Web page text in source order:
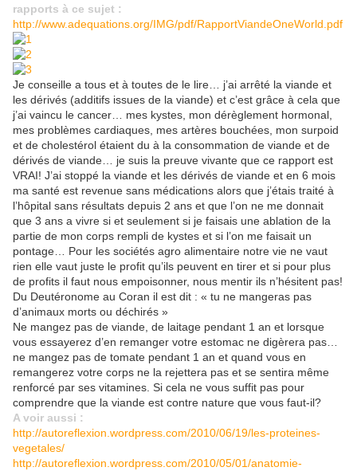
rapports à ce sujet :
http://www.adequations.org/IMG/pdf/RapportViandeOneWorld.pdf
Je conseille a tous et à toutes de le lire… j’ai arrêté la viande et
les dérivés (additifs issues de la viande) et c’est grâce à cela que
j’ai vaincu le cancer… mes kystes, mon dérèglement hormonal,
mes problèmes cardiaques, mes artères bouchées, mon surpoid
et de cholestérol étaient du à la consommation de viande et de
dérivés de viande… je suis la preuve vivante que ce rapport est
VRAI! J’ai stoppé la viande et les dérivés de viande et en 6 mois
ma santé est revenue sans médications alors que j’étais traité à
l’hôpital sans résultats depuis 2 ans et que l’on ne me donnait
que 3 ans a vivre si et seulement si je faisais une ablation de la
partie de mon corps rempli de kystes et si l’on me faisait un
pontage… Pour les sociétés agro alimentaire notre vie ne vaut
rien elle vaut juste le profit qu’ils peuvent en tirer et si pour plus
de profits il faut nous empoisonner, nous mentir ils n’hésitent pas!
Du Deutéronome au Coran il est dit : « tu ne mangeras pas
d’animaux morts ou déchirés »
Ne mangez pas de viande, de laitage pendant 1 an et lorsque
vous essayerez d’en remanger votre estomac ne digèrera pas…
ne mangez pas de tomate pendant 1 an et quand vous en
remangerez votre corps ne la rejettera pas et se sentira même
renforcé par ses vitamines. Si cela ne vous suffit pas pour
comprendre que la viande est contre nature que vous faut-il?
A voir aussi :
http://autoreflexion.wordpress.com/2010/06/19/les-proteines-
vegetales/
http://autoreflexion.wordpress.com/2010/05/01/anatomie-